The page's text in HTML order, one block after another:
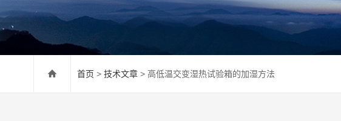
首页 > 技术文章 > 高低温交变湿热试验箱的加湿方法